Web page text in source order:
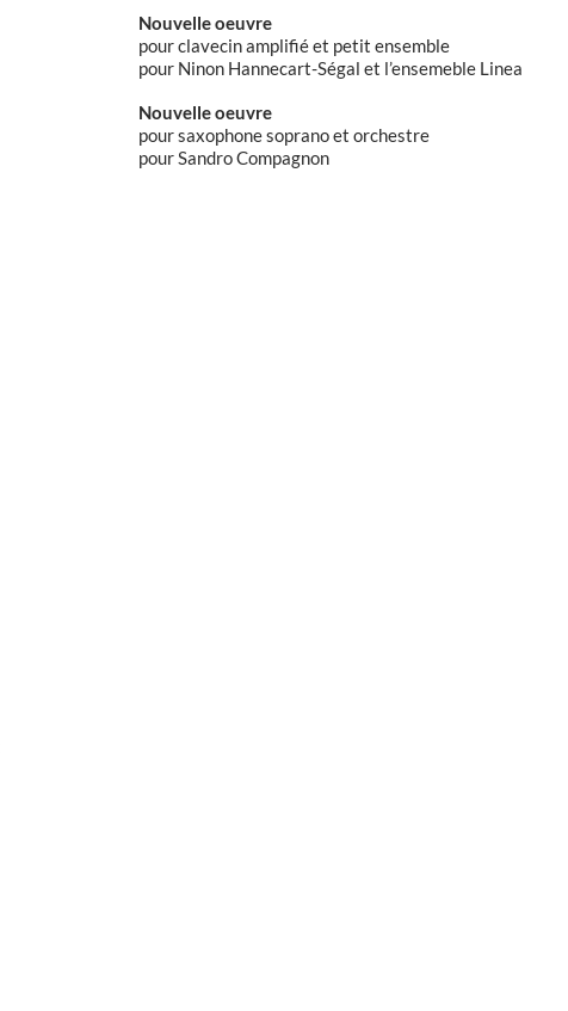
Nouvelle oeuvre
pour clavecin amplifié et petit ensemble
pour Ninon Hannecart-Ségal et l’ensemeble Linea
Nouvelle oeuvre
pour saxophone soprano et orchestre
pour Sandro Compagnon